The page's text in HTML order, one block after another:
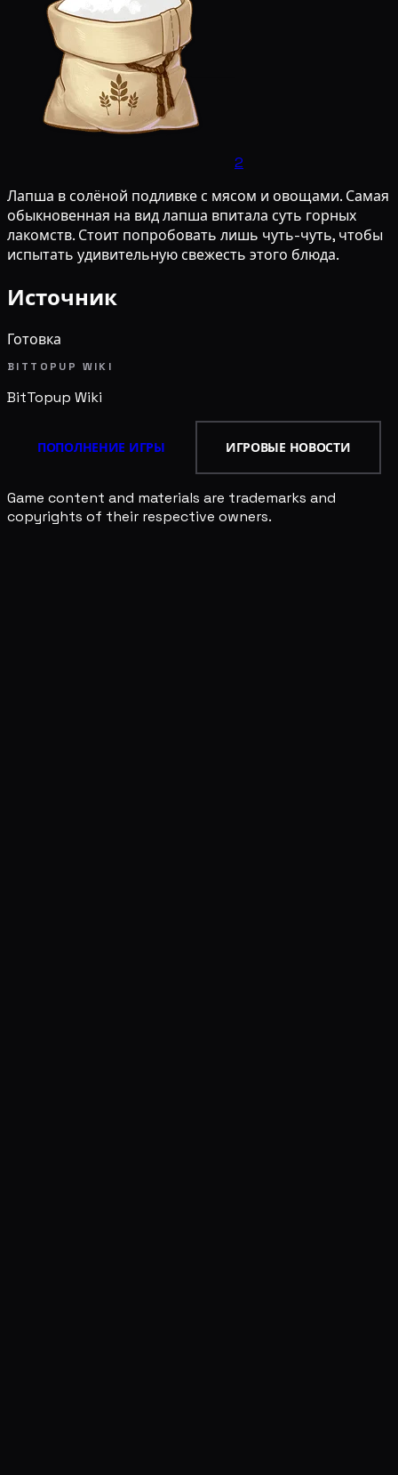
2
Лапша в солёной подливке с мясом и овощами. Самая
обыкновенная на вид лапша впитала суть горных
лакомств. Стоит попробовать лишь чуть-чуть, чтобы
испытать удивительную свежесть этого блюда.
Источник
Готовка
BITTOPUP WIKI
BitTopup Wiki
ПОПОЛНЕНИЕ ИГРЫ ИГРОВЫЕ НОВОСТИ
Game content and materials are trademarks and
copyrights of their respective owners.